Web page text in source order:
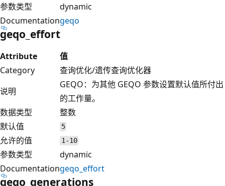
参数类型
dynamic
Documentationgeqo
geqo_effort
Attribute
值
Category
查询优化/遗传查询优化器
说明
GEQO：为其他 GEQO 参数设置默认值所付出
的工作量。
数据类型
整数
默认值
5
允许的值 1-10
参数类型
dynamic
Documentationgeqo_effort
geqo_generations